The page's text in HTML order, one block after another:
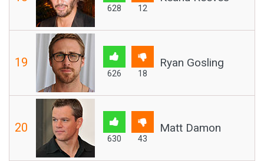
628 12
19
626 18
Ryan Gosling
20
630 43
Matt Damon